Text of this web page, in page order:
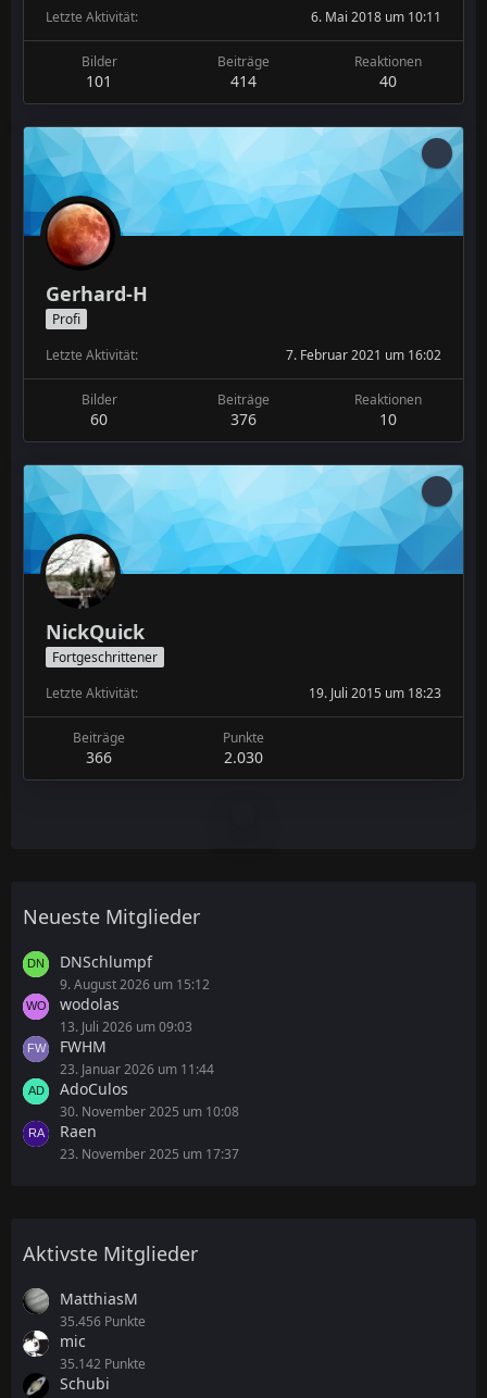
Letzte Aktivität
6. Mai 2018 um 10:11
Bilder
101
Beiträge
414
Reaktionen
40
Gerhard-H
Profi
Letzte Aktivität
7. Februar 2021 um 16:02
Bilder
60
Beiträge
376
Reaktionen
10
NickQuick
Fortgeschrittener
Letzte Aktivität
19. Juli 2015 um 18:23
Beiträge
366
Punkte
2.030
Neueste Mitglieder
DNSchlumpf
9. August 2026 um 15:12
wodolas
13. Juli 2026 um 09:03
FWHM
23. Januar 2026 um 11:44
AdoCulos
30. November 2025 um 10:08
Raen
23. November 2025 um 17:37
Aktivste Mitglieder
MatthiasM
35.456 Punkte
mic
35.142 Punkte
Schubi